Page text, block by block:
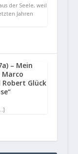
der Seele, weil
Jahren
– Mein
Marco
Glück